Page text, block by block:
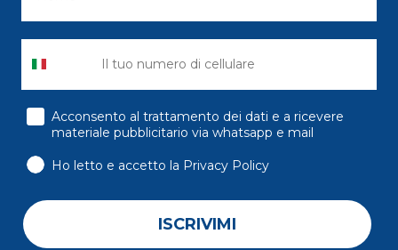
consenso
Acconsento al trattamento dei dati e a ricevere
materiale pubblicitario via whatsapp e mail
Ho letto e accetto la Privacy Policy
ISCRIVIMI